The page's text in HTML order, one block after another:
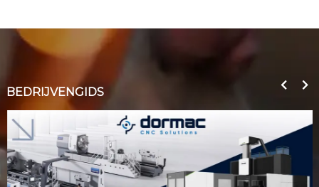
BEDRIJVENGIDS